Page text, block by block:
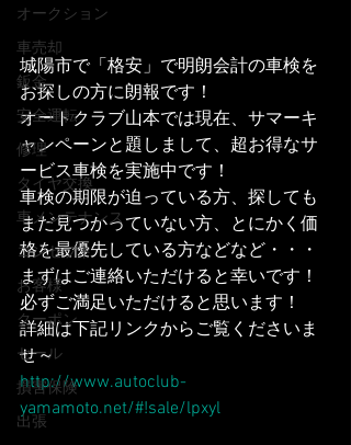
オークション
車売却
鈑金
安全運転
修理
タイヤ交換
車メンテナンス
コンセプト
お客様
クーポン
セール
損害保険
出張
城陽市で「格安」で明朗会計の車検を
お探しの方に朗報です！
オートクラブ山本では現在、サマーキ
ャンペーンと題しまして、超お得なサ
ービス車検を実施中です！
車検の期限が迫っている方、探しても
まだ見つかっていない方、とにかく価
格を最優先している方などなど・・・
まずはご連絡いただけると幸いです！
必ずご満足いただけると思います！
詳細は下記リンクからご覧くださいま
せ～
http://www.autoclub-
yamamoto.net/#!sale/lpxyl